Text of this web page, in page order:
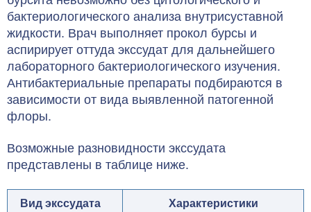
бактериологического анализа внутрисуставной
жидкости. Врач выполняет прокол бурсы и
аспирирует оттуда экссудат для дальнейшего
лабораторного бактериологического изучения.
Антибактериальные препараты подбираются в
зависимости от вида выявленной патогенной
флоры.
Возможные разновидности экссудата
представлены в таблице ниже.
Вид экссудата Характеристики